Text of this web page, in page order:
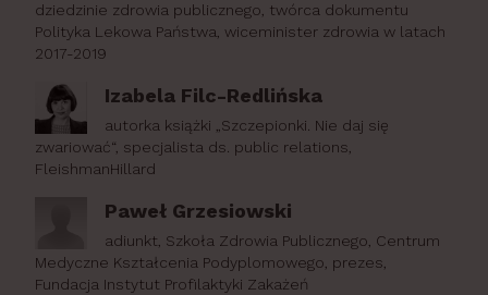
dziedzinie zdrowia publicznego, twórca dokumentu
Polityka Lekowa Państwa, wiceminister zdrowia w latach
2017-2019
Izabela Filc-Redlińska
autorka książki „Szczepionki. Nie daj się
zwariować“, specjalista ds. public relations,
FleishmanHillard
Paweł Grzesiowski
adiunkt, Szkoła Zdrowia Publicznego, Centrum
Medyczne Kształcenia Podyplomowego, prezes,
Fundacja Instytut Profilaktyki Zakażeń